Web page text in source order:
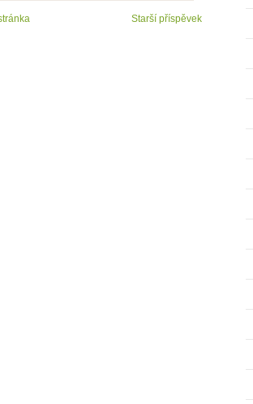
Starší příspěvek